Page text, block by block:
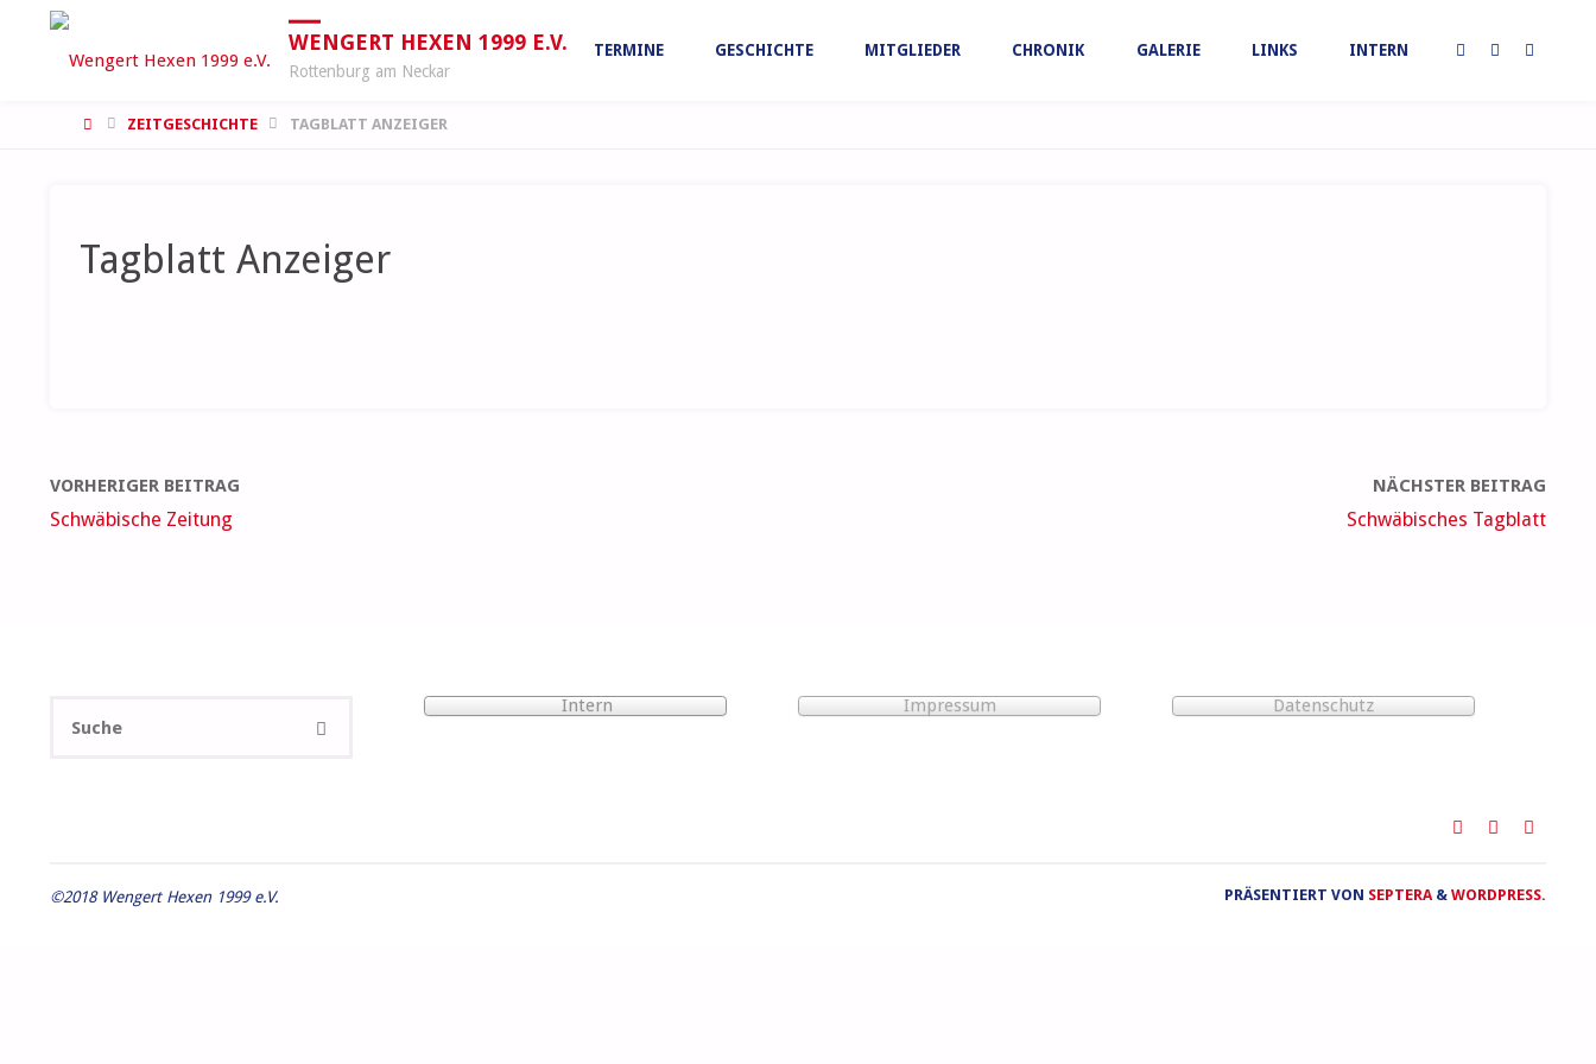
WENGERT HEXEN 1999 E.V.
Rottenburg am Neckar
TERMINE GESCHICHTE MITGLIEDER CHRONIK GALERIE LINKS INTERN
STARTZEITGESCHICHTE TAGBLATT ANZEIGER
Tagblatt Anzeiger
VORHERIGER BEITRAG
Schwäbische Zeitung
NÄCHSTER BEITRAG
Schwäbisches Tagblatt
SUCHE
Intern Impressum Datenschutz
©2018 Wengert Hexen 1999 e.V. PRÄSENTIERT VON SEPTERA & WORDPRESS.